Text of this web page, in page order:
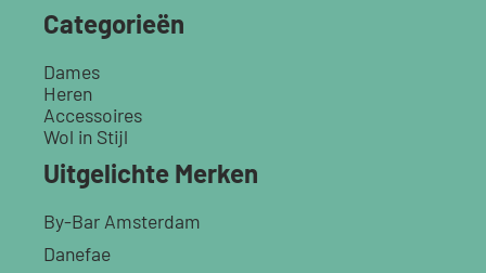
Categorieën
Dames
Heren
Accessoires
Wol in Stijl
Uitgelichte Merken
By-Bar Amsterdam
Danefae